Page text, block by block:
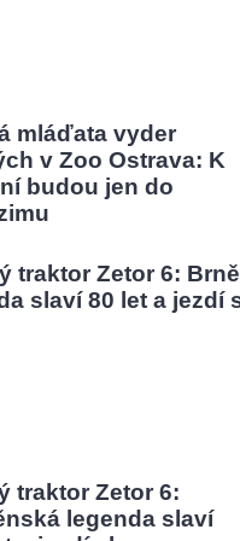
mláďata vyder
v Zoo Ostrava: K
budou jen do
traktor Zetor 6:
legenda slaví